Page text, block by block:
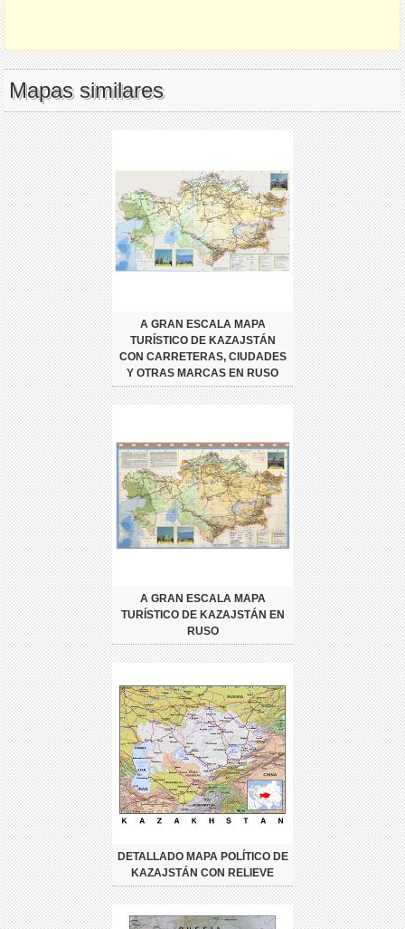
Mapas similares
A GRAN ESCALA MAPA
TURÍSTICO DE KAZAJSTÁN
CON CARRETERAS, CIUDADES
Y OTRAS MARCAS EN RUSO
A GRAN ESCALA MAPA
TURÍSTICO DE KAZAJSTÁN EN
RUSO
DETALLADO MAPA POLÍTICO DE
KAZAJSTÁN CON RELIEVE